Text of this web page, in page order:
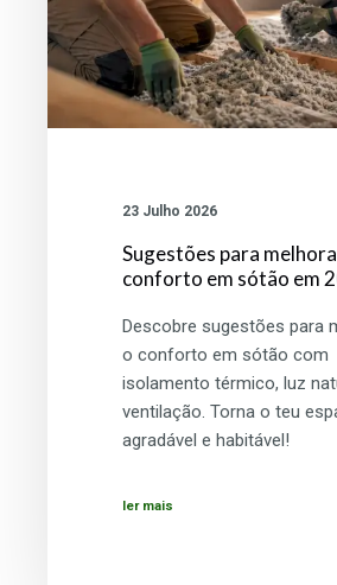
em
2026
23 Julho 2026
Sugestões para
conforto em sótão em
Descobre sugestões para
o conforto em sótão com
isolamento térmico, luz
ventilação. Torna o teu
agradável e habitável!
ler mais